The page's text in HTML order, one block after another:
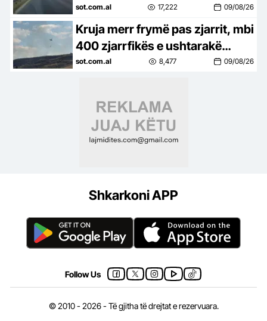
gjobitet me 60 mijë lekë pas
videos së publikuar në rrjet
sot.com.al 17,222 09/08/26
Kruja merr frymë pas zjarrit, mbi
400 zjarrfikës e ushtarakë
mbrojtën qytetin, banorët
sot.com.al 8,477 09/08/26
Shkarkoni APP
Follow Us
© 2010 - 2026 - Të gjitha të drejtat e rezervuara.